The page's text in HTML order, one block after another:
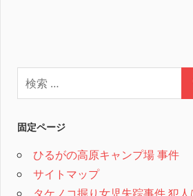
固定ページ
ひるがの高原キャンプ場 事件
サイトマップ
タケノコ掘り女児失踪事件 犯人